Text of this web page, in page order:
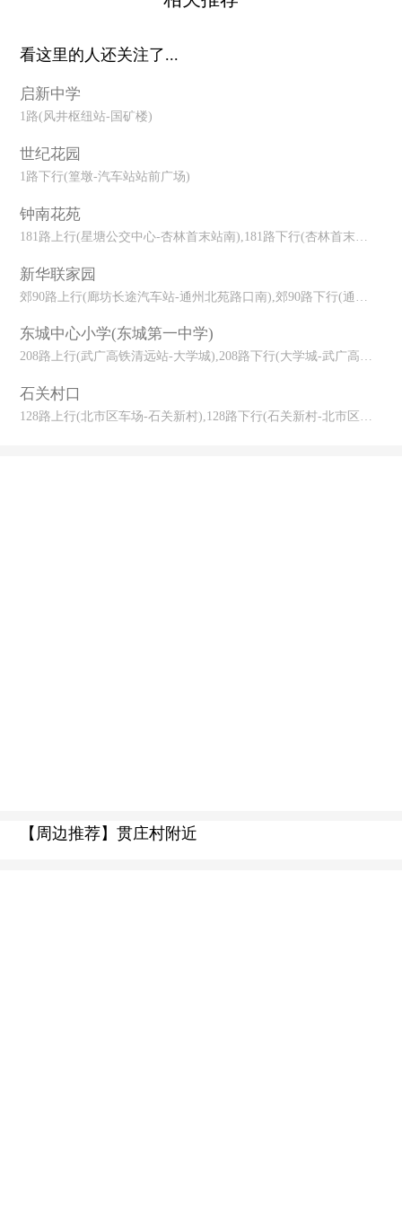
看这里的人还关注了...
启新中学
1路(风井枢纽站-国矿楼)
世纪花园
1路下行(篁墩-汽车站站前广场)
钟南花苑
181路上行(星塘公交中心-杏林首末站南),181路下行(杏林首末站南-
新华联家园
郊90路上行(廊坊长途汽车站-通州北苑路口南),郊90路下行(通州北苑
东城中心小学(东城第一中学)
208路上行(武广高铁清远站-大学城),208路下行(大学城-武广高铁清远
石关村口
128路上行(北市区车场-石关新村),128路下行(石关新村-北市区车场)
【周边推荐】贯庄村附近